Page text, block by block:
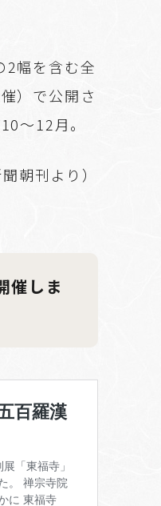
2幅を含む全
）で公開さ
～12月。
朝刊より）
催しま